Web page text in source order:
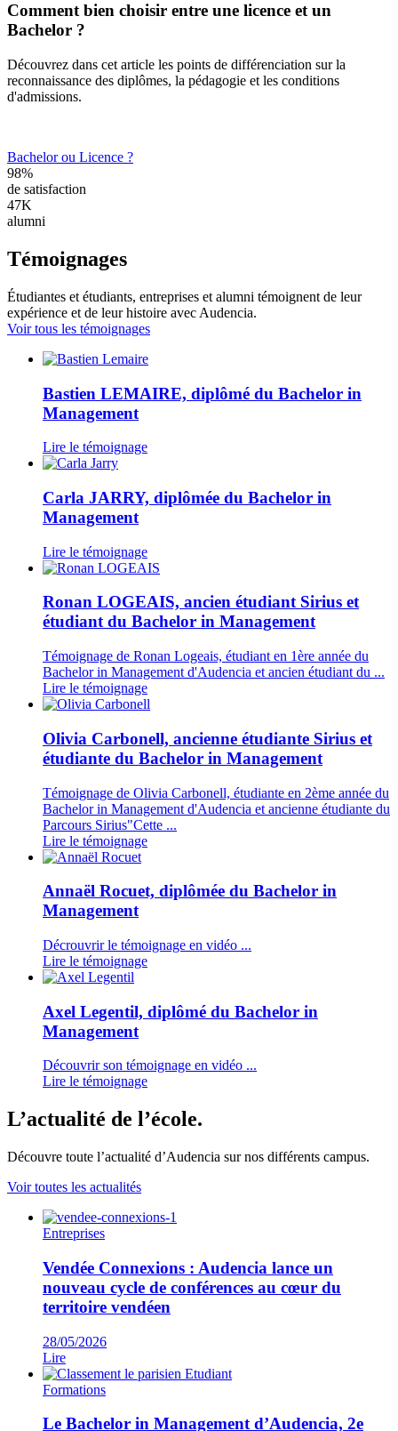
Comment bien choisir entre une licence et un
Bachelor ?
Découvrez dans cet article les points de différenciation sur la
reconnaissance des diplômes, la pédagogie et les conditions
d'admissions.
Bachelor ou Licence ?
98%
de satisfaction
47K
alumni
Témoignages
Étudiantes et étudiants, entreprises et alumni témoignent de leur
expérience et de leur histoire avec Audencia.
Voir tous les témoignages
Bastien LEMAIRE, diplômé du Bachelor in
Management
Lire le témoignage
Carla JARRY, diplômée du Bachelor in
Management
Lire le témoignage
Ronan LOGEAIS, ancien étudiant Sirius et
étudiant du Bachelor in Management
Témoignage de Ronan Logeais, étudiant en 1ère année du
Bachelor in Management d'Audencia et ancien étudiant du ...
Lire le témoignage
Olivia Carbonell, ancienne étudiante Sirius et
étudiante du Bachelor in Management
Témoignage de Olivia Carbonell, étudiante en 2ème année du
Bachelor in Management d'Audencia et ancienne étudiante du
Parcours Sirius"Cette ...
Lire le témoignage
Annaël Rocuet, diplômée du Bachelor in
Management
Décrouvrir le témoignage en vidéo ...
Lire le témoignage
Axel Legentil, diplômé du Bachelor in
Management
Découvrir son témoignage en vidéo ...
Lire le témoignage
L’actualité de l’école.
Découvre toute l’actualité d’Audencia sur nos différents campus.
Voir toutes les actualités
Entreprises
Vendée Connexions : Audencia lance un
nouveau cycle de conférences au cœur du
territoire vendéen
28/05/2026
Lire
Formations
Le Bachelor in Management d’Audencia, 2e